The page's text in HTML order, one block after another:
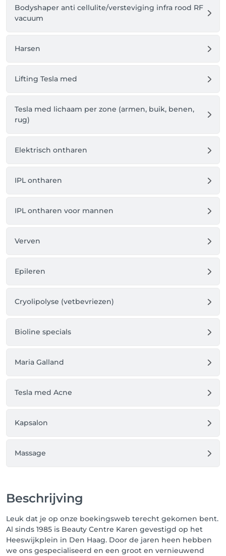
Bodyshaper anti cellulite/versteviging infra rood RF
vacuum
Harsen
Lifting Tesla med
Tesla med lichaam per zone (armen, buik, benen,
rug)
Elektrisch ontharen
IPL ontharen
IPL ontharen voor mannen
Verven
Epileren
Cryolipolyse (vetbevriezen)
Bioline specials
Maria Galland
Tesla med Acne
Kapsalon
Massage
Beschrijving
Leuk dat je op onze boekingsweb terecht gekomen bent.
Al sinds 1985 is Beauty Centre Karen gevestigd op het
Heeswijkplein in Den Haag. Door de jaren heen hebben
we ons gespecialiseerd en een groot en vernieuwend